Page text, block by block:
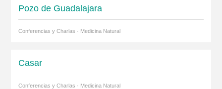
Pozo de Guadalajara
Conferencias y Charlas · Medicina Natural
Casar
Conferencias y Charlas · Medicina Natural